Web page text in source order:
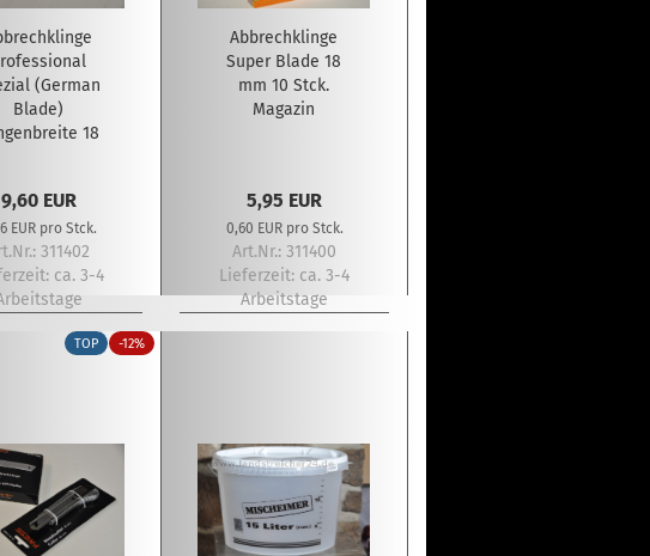
(German
Blade)
18
9,60 EUR
EUR pro Stck.
311402
ca. 3-4
Abbrechklinge
Super Blade 18
mm 10 Stck.
Magazin
5,95 EUR
0,60 EUR pro Stck.
Art.Nr.: 311400
Lieferzeit: ca. 3-4
Arbeitstage
TOP -12%